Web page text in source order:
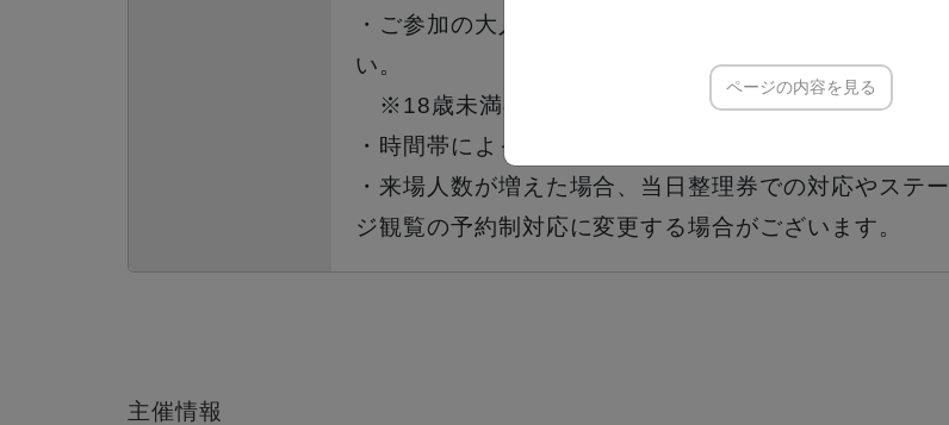
・ご参加の大人1人につきチケット1枚をご取得くださ
い。
※18歳未満の方はチケット取得の必要はありません。
・時間帯によっては入場制限を行う場合がございます。
・来場人数が増えた場合、当日整理券での対応やステー
ジ観覧の予約制対応に変更する場合がございます。
主催情報
ページの内容を見る